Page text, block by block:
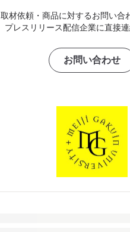
取材依頼・商品に対するお問い合
プレスリリース配信企業に直接連
お問い合わせ